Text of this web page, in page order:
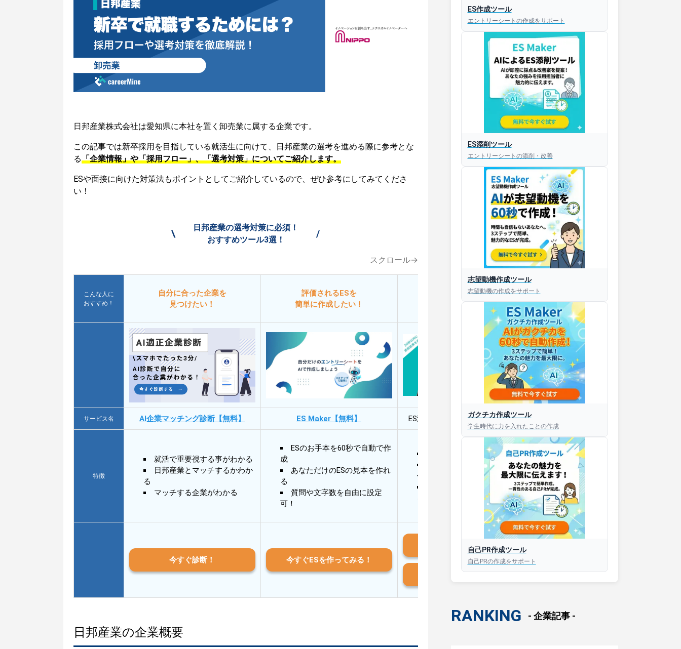
日邦産業株式会社は愛知県に本社を置く卸売業に属する企業です。
この記事では新卒採用を目指している就活生に向けて、日邦産業の選考を進める際に参考とな
る「企業情報」や「採用フロー」、「選考対策」についてご紹介します。
ESや面接に向けた対策法もポイントとしてご紹介しているので、ぜひ参考にしてみてくださ
い！
\
日邦産業の選考対策に必須！
おすすめツール3選！
/
スクロール→
こんな人に
おすすめ！
自分に合った企業を
見つけたい！
評価されるESを
簡単に作成したい！
今すぐESを
添削してほしい！
サービス名 AI企業マッチング診断【無料】 ES Maker【無料】 ES添削・面接対策アプリ【無料】
特徴
就活で重要視する事がわかる
日邦産業とマッチするかわか
る
マッチする企業がわかる
ESのお手本を60秒で自動で作
成
あなただけのESの見本を作れ
る
質問や文字数を自由に設定
可！
30秒以内にあなたのESを添削
30秒以内にあなただけのESを
作成
AIと対話して面接練習ができ
今すぐ診断！ 今すぐESを作ってみる！
iOS版はこちら
Android版はこちら
日邦産業の企業概要
ES作成ツール
エントリーシートの作成をサポート
ES添削ツール
エントリーシートの添削・改善
志望動機作成ツール
志望動機の作成をサポート
ガクチカ作成ツール
学生時代に力を入れたことの作成
自己PR作成ツール
自己PRの作成をサポート
RANKING - 企業記事 -